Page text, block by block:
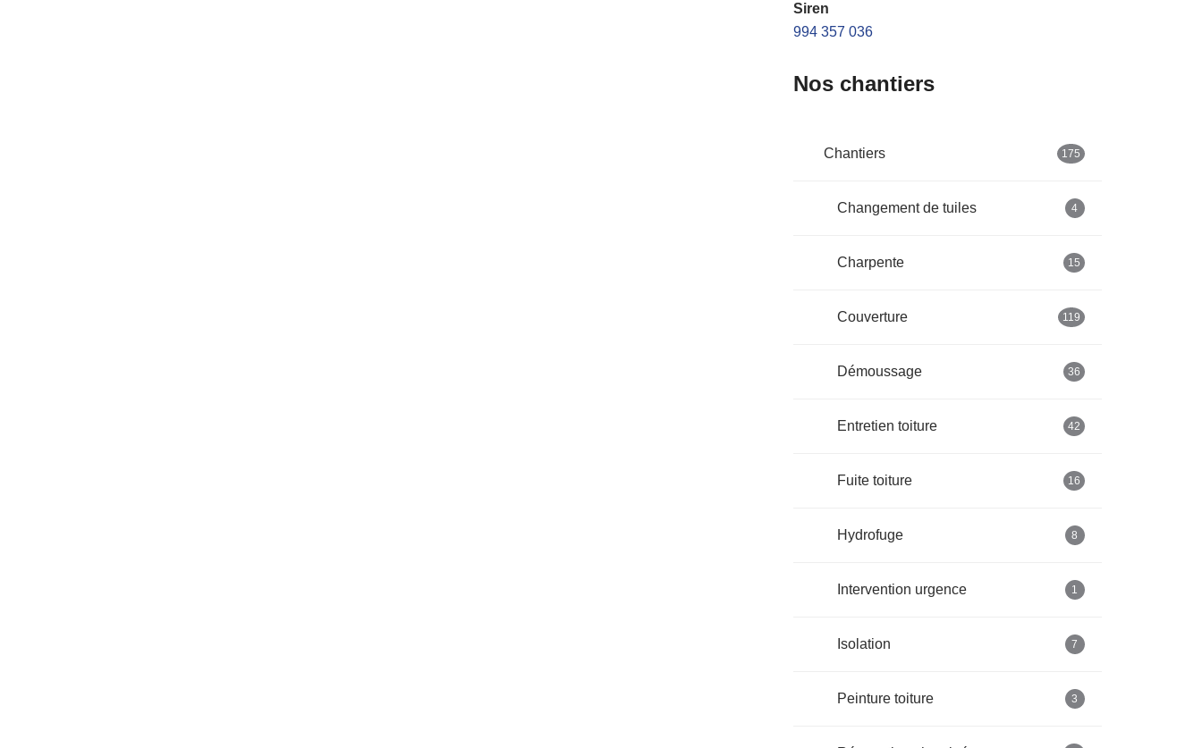
Siren
994 357 036
Nos chantiers
Chantiers 175
Changement de tuiles 4
Charpente 15
Couverture 119
Démoussage 36
Entretien toiture 42
Fuite toiture 16
Hydrofuge 8
Intervention urgence 1
Isolation 7
Peinture toiture 3